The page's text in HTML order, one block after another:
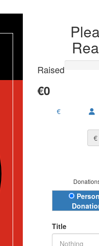
Raised
€0
€
€
Donation
Title
Nothing